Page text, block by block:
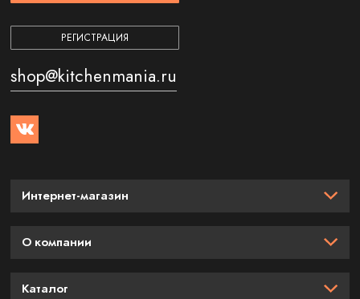
РЕГИСТРАЦИЯ
shop@kitchenmania.ru
Интернет-магазин
О компании
Каталог